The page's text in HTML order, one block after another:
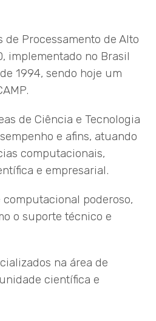
de Processamento de Alto
implementado no Brasil
1994, sendo hoje um
de Ciência e Tecnologia
e afins, atuando
computacionais,
e empresarial.
poderoso,
o suporte técnico e
na área de
científica e